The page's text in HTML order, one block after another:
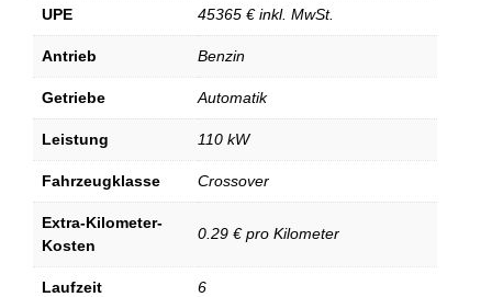
UPE 45365 € inkl. MwSt.
Antrieb Benzin
Getriebe Automatik
Leistung 110 kW
Fahrzeugklasse Crossover
Extra-Kilometer-
Kosten
0.29 € pro Kilometer
Laufzeit 6